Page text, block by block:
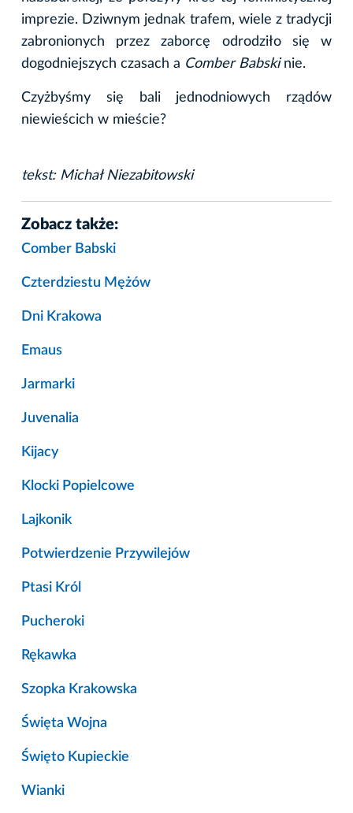
imprezie. Dziwnym jednak trafem, wiele z tradycji
zabronionych przez zaborcę odrodziło się w
dogodniejszych czasach a Comber Babskinie.
Czyżbyśmy się bali jednodniowych rządów
niewieścich w mieście?
tekst: Michał Niezabitowski
Zobacz także:
Comber Babski
Czterdziestu Mężów
Dni Krakowa
Emaus
Jarmarki
Juvenalia
Kijacy
Klocki Popielcowe
Lajkonik
Potwierdzenie Przywilejów
Ptasi Król
Pucheroki
Rękawka
Szopka Krakowska
Święta Wojna
Święto Kupieckie
Wianki